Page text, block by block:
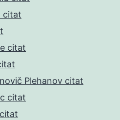
citat
citat
Plehanov citat
citat